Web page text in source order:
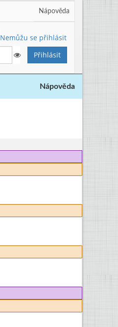
Nápověda
Nemůžu se přihlásit
Nápověda